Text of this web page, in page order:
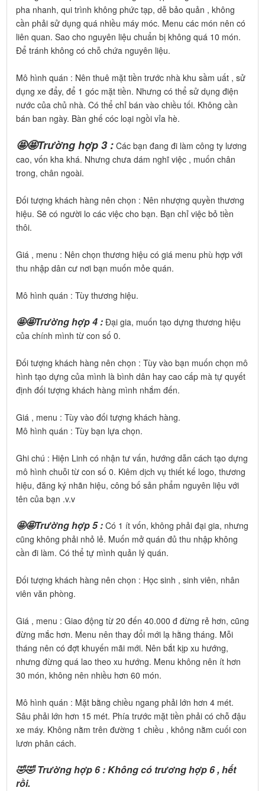
pha nhanh, qui trình không phức tạp, dễ bảo quản , không
cần phải sử dụng quá nhiều máy móc. Menu các món nên có
liên quan. Sao cho nguyên liệu chuẩn bị không quá 10 món.
Để tránh không có chỗ chứa nguyên liệu.
Mô hình quán : Nên thuê mặt tiền trước nhà khu sầm uất , sử
dụng xe đẩy, để 1 góc mặt tiền. Nhưng có thể sử dụng điện
nước của chủ nhà. Có thể chỉ bán vào chiều tối. Không cần
bán ban ngày. Bàn ghế cóc loại ngồi vỉa hè.
🤩🤩Trường hợp 3 : Các bạn đang đi làm công ty lương
cao, vốn kha khá. Nhưng chưa dám nghĩ việc , muốn chân
trong, chân ngoài.
Đối tượng khách hàng nên chọn : Nên nhượng quyền thương
hiệu. Sẽ có người lo các việc cho bạn. Bạn chỉ việc bỏ tiền
thôi.
Giá , menu : Nên chọn thương hiệu có giá menu phù hợp với
thu nhập dân cư nơi bạn muốn mỏe quán.
Mô hình quán : Tùy thương hiệu.
🤩🤩Trường hợp 4 : Đại gia, muốn tạo dựng thương hiệu
của chính mình từ con số 0.
Đối tượng khách hàng nên chọn : Tùy vào bạn muốn chọn mô
hình tạo dựng của mình là bình dân hay cao cấp mà tự quyết
định đối tượng khách hàng mình nhắm đến.
Giá , menu : Tùy vào đối tượng khách hàng.
Mô hình quán : Tùy bạn lựa chọn.
Ghi chú : Hiện Linh có nhận tư vấn, hướng dẫn cách tạo dựng
mô hình chuỗi từ con số 0. Kiêm dịch vụ thiết kế logo, thương
hiệu, đăng ký nhãn hiệu, công bố sản phẩm nguyên liệu với
tên của bạn .v.v
🤩🤩Trường hợp 5 : Có 1 ít vốn, không phải đại gia, nhưng
cũng không phải nhỏ lẻ. Muốn mở quán đủ thu nhập không
cần đi làm. Có thể tự mình quản lý quán.
Đối tượng khách hàng nên chọn : Học sinh , sinh viên, nhân
viên văn phòng.
Giá , menu : Giao động từ 20 đến 40.000 đ đừng rẻ hơn, cũng
đừng mắc hơn. Menu nên thay đổi mới lạ hằng tháng. Mỗi
tháng nên có đợt khuyến mãi mới. Nên bắt kịp xu hướng,
nhưng đừng quá lao theo xu hướng. Menu không nên ít hơn
30 món, không nên nhiều hơn 60 món.
Mô hình quán : Mặt bằng chiều ngang phải lớn hơn 4 mét.
Sâu phải lớn hơn 15 mét. Phía trước mặt tiền phải có chỗ đậu
xe máy. Không nằm trên đường 1 chiều , không nằm cuối con
lươn phân cách.
🤣🤣 Trường hợp 6 : Không có trương hợp 6 , hết
rồi.